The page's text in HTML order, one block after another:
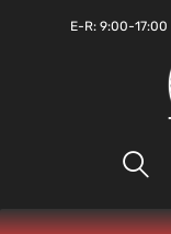
E-R: 9:00-17:00